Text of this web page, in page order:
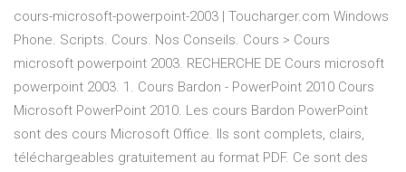
cours-microsoft-powerpoint-2003 | Toucharger.com Windows
Phone. Scripts. Cours. Nos Conseils. Cours > Cours
microsoft powerpoint 2003. RECHERCHE DE Cours microsoft
powerpoint 2003. 1. Cours Bardon - PowerPoint 2010 Cours
Microsoft PowerPoint 2010. Les cours Bardon PowerPoint
sont des cours Microsoft Office. Ils sont complets, clairs,
téléchargeables gratuitement au format PDF. Ce sont des